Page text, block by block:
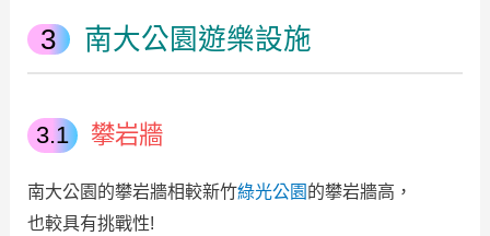
南大公園遊樂設施
攀岩牆
南大公園的攀岩牆相較新竹綠光公園 的攀岩牆高，
也較具有挑戰性!